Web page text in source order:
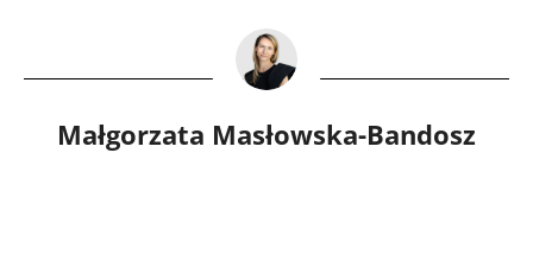
Małgorzata Masłowska-Bandosz